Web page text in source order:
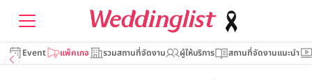
Event แพ็คเกจ รวมสถานที่จัดงาน ผู้ให้บริการ สถานที่จัดงานแนะนำ